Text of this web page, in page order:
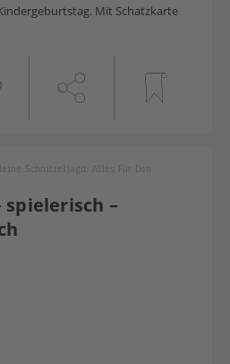
Mit Schatzkarte
–
Schnitzeljagd: Alles Für Den